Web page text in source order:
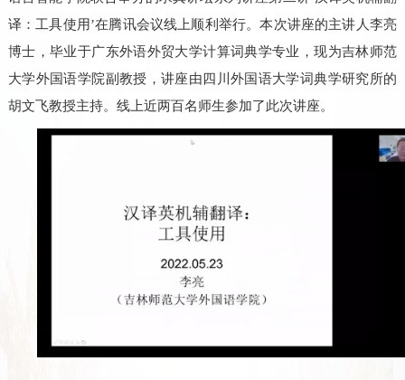
译：工具使用’在腾讯会议线上顺利举行。本次讲座的主讲人李亮
博士，毕业于广东外语外贸大学计算词典学专业，现为吉林师范
大学外国语学院副教授，讲座由四川外国语大学词典学研究所的
胡文飞教授主持。线上近两百名师生参加了此次讲座。